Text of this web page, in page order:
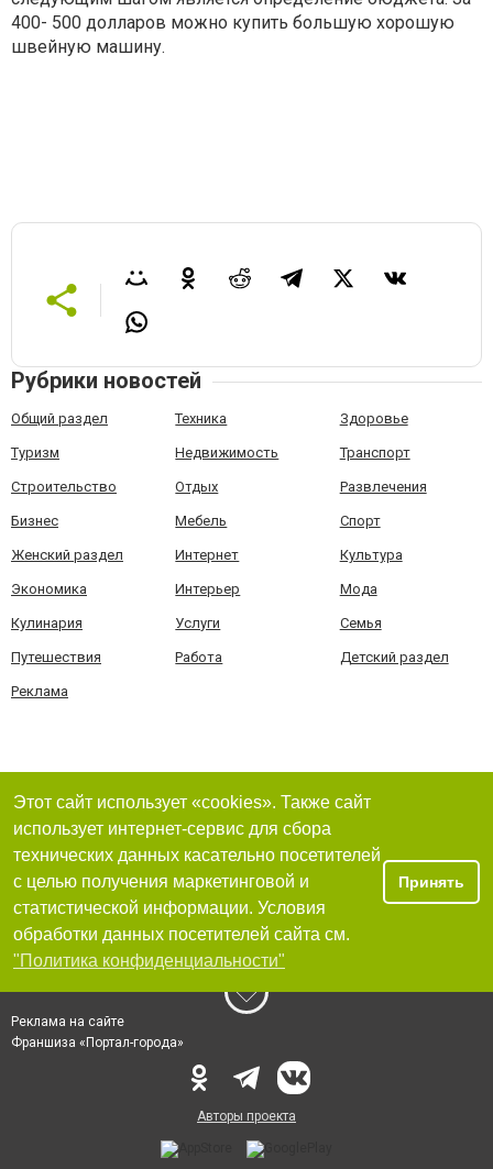
400- 500 долларов можно купить большую хорошую
швейную машину.
Рубрики новостей
Общий раздел Техника Здоровье
Туризм Недвижимость Транспорт
Строительство Отдых Развлечения
Бизнес Мебель Спорт
Женский раздел Интернет Культура
Экономика Интерьер Мода
Кулинария Услуги Семья
Путешествия Работа Детский раздел
Реклама
Этот сайт использует «cookies». Также сайт
использует интернет-сервис для сбора
технических данных касательно посетителей
с целью получения маркетинговой и
статистической информации. Условия
обработки данных посетителей сайта см.
"Политика конфиденциальности"
Принять
Реклама на сайте
Франшиза «Портал-города»
Авторы проекта